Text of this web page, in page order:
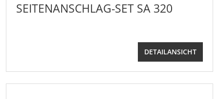
SEITENANSCHLAG-SET SA 320
DETAILANSICHT